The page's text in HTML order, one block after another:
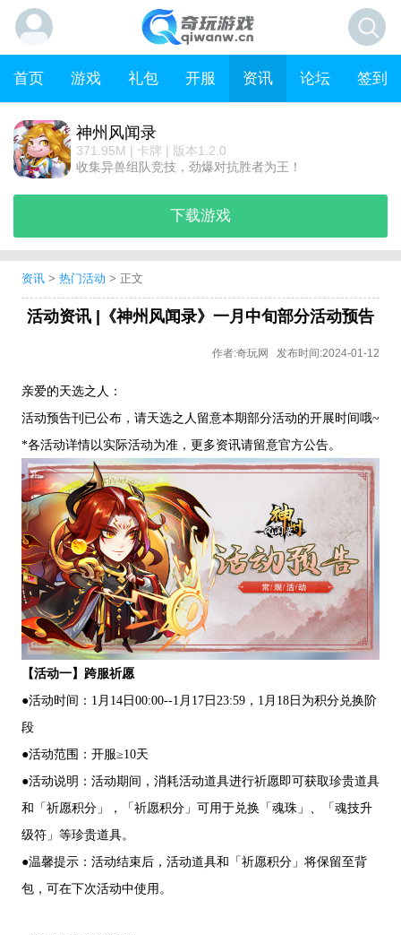
首页 游戏 礼包 开服 资讯 论坛 签到
神州风闻录
371.95M | 卡牌 | 版本1.2.0
收集异兽组队竞技，劲爆对抗胜者为王！
下载游戏
资讯> 热门活动 > 正文
活动资讯 |《神州风闻录》一月中旬部分活动预告
作者:奇玩网 发布时间:2024-01-12
亲爱的天选之人：
活动预告刊已公布，请天选之人留意本期部分活动的开展时间哦~
*各活动详情以实际活动为准，更多资讯请留意官方公告。
【活动一】跨服祈愿
●活动时间：1月14日00:00--1月17日23:59，1月18日为积分兑换阶
段
●活动范围：开服≥10天
●活动说明：活动期间，消耗活动道具进行祈愿即可获取珍贵道具
和「祈愿积分」，「祈愿积分」可用于兑换「魂珠」、「魂技升
级符」等珍贵道具。
●温馨提示：活动结束后，活动道具和「祈愿积分」将保留至背
包，可在下次活动中使用。